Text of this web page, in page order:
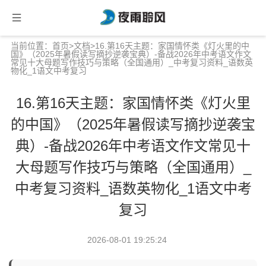
当前位置： 首页>文档>16.第16天主题：家国情怀类《灯火里的中
国》（2025年暑假读写摘抄逆袭宝典）-备战2026年中考语文作文
常见十大母题写作技巧与策略（全国通用）_中考复习资料_语数英
物化_1语文中考复习
16.第16天主题：家国情怀类《灯火里
的中国》（2025年暑假读写摘抄逆袭宝
典）-备战2026年中考语文作文常见十
大母题写作技巧与策略（全国通用）_
中考复习资料_语数英物化_1语文中考
复习
2026-08-01 19:25:24